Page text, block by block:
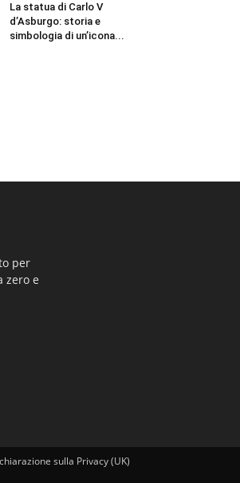
La statua di Carlo V
d’Asburgo: storia e
simbologia di un’icona...
per
zero e
sulla Privacy (UK)